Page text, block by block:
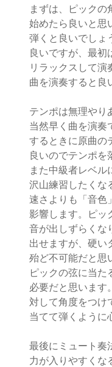
まずは、ピックの
始めたら良いと思
弾くと良いでしょ
良いですが、最初
リラックスして演
曲を演奏すると良
テンポは無理やり
当然早く曲を演奏
するときに原曲の
良いのでテンポを
また中級者レベル
沢山練習したくな
速さよりも「音色
影響します。ピッ
音が出しずらくな
出せますが、硬い
殆ど不可能だと思
ピックの弦に当た
必要だと思います
対して角度をつけ
当てて弾くように
最後にミュート奏
力が入りやすくな